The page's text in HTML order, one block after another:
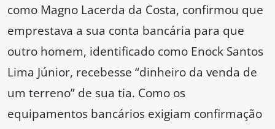
como Magno Lacerda da Costa, confirmou que
emprestava a sua conta bancária para que
outro homem, identificado como Enock Santos
Lima Júnior, recebesse “dinheiro da venda de
um terreno” de sua tia. Como os
equipamentos bancários exigiam confirmação